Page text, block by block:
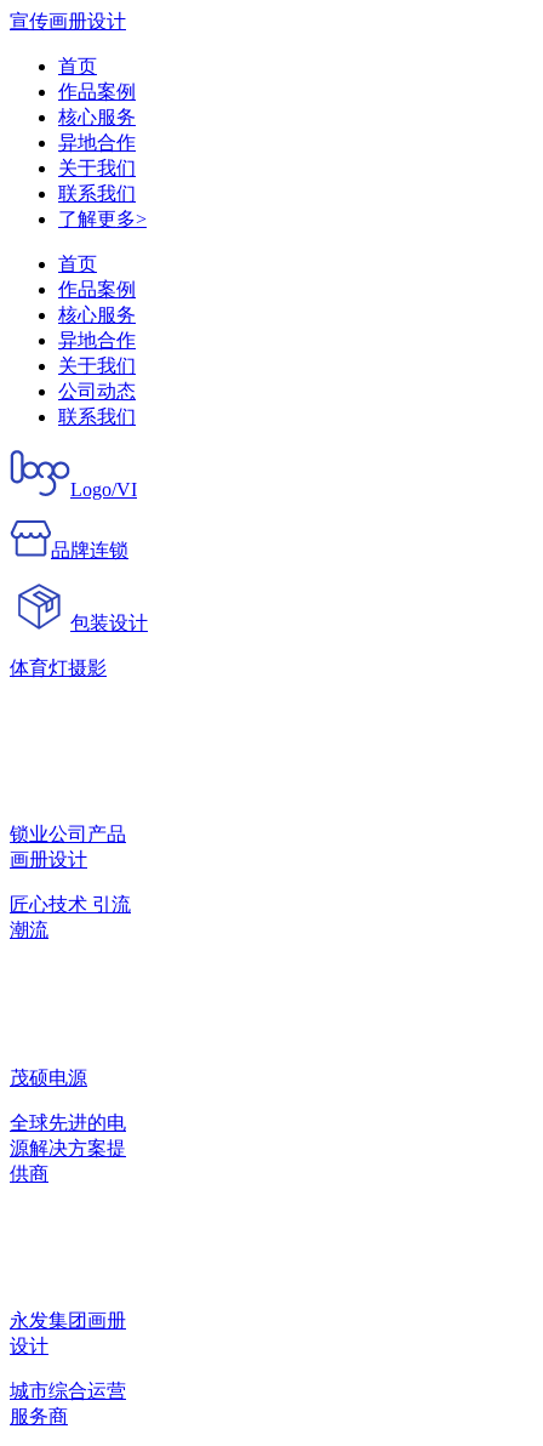
宣传画册设计
首页
作品案例
核心服务
异地合作
关于我们
联系我们
了解更多>
首页
作品案例
核心服务
异地合作
关于我们
公司动态
联系我们
Logo/VI
品牌连锁
包装设计
体育灯摄影
锁业公司产品
画册设计
匠心技术 引流
潮流
茂硕电源
全球先进的电
源解决方案提
供商
永发集团画册
设计
城市综合运营
服务商